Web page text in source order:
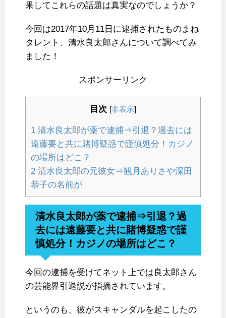
果してこれらの話題は真実なのでしょうか？
今回は2017年10月11日に逮捕されたものまね
タレント、清水良太郎さんについて調べてみ
ました！
スポンサーリンク
目次 [非表示]
1 清水良太郎が薬で逮捕⇒引退？過去には
遠藤要と共に賭博疑惑で謹慎処分！カジノ
の場所はどこ？
2 清水良太郎の元彼女⇒観月ありさや深田
恭子の名前が
清水良太郎が薬で逮捕⇒引退？過
去には遠藤要と共に賭博疑惑で謹
慎処分！カジノの場所はどこ？
今回の逮捕を受けてネット上では良太郎さん
の芸能界引退説が指摘されています。
というのも、彼がスキャンダルを起こしたの